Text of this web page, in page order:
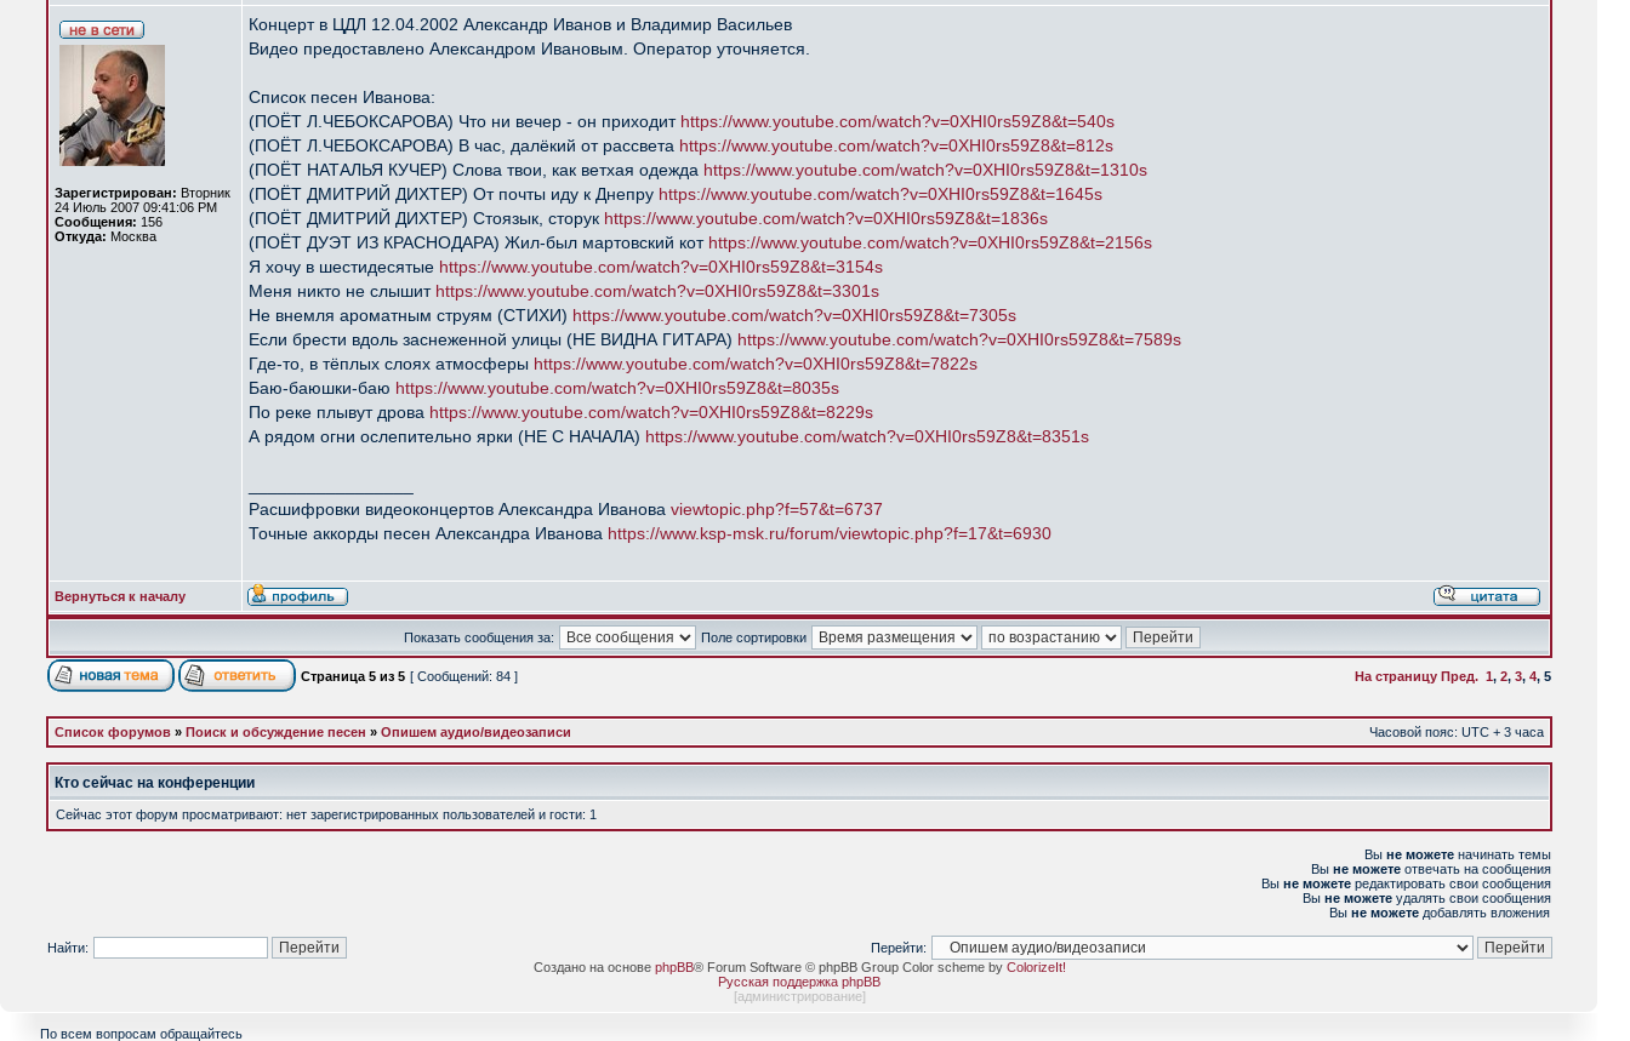
Зарегистрирован: Вторник
24 Июль 2007 09:41:06 PM
Сообщения: 156
Откуда: Москва
Концерт в ЦДЛ 12.04.2002 Александр Иванов и Владимир Васильев
Видео предоставлено Александром Ивановым. Оператор уточняется.
Список песен Иванова:
(ПОЁТ Л.ЧЕБОКСАРОВА) Что ни вечер - он приходит https://www.youtube.com/watch?v=0XHI0rs59Z8&t=540s
(ПОЁТ Л.ЧЕБОКСАРОВА) В час, далёкий от рассвета https://www.youtube.com/watch?v=0XHI0rs59Z8&t=812s
(ПОЁТ НАТАЛЬЯ КУЧЕР) Слова твои, как ветхая одежда https://www.youtube.com/watch?v=0XHI0rs59Z8&t=1310s
(ПОЁТ ДМИТРИЙ ДИХТЕР) От почты иду к Днепру https://www.youtube.com/watch?v=0XHI0rs59Z8&t=1645s
(ПОЁТ ДМИТРИЙ ДИХТЕР) Стоязык, сторук https://www.youtube.com/watch?v=0XHI0rs59Z8&t=1836s
(ПОЁТ ДУЭТ ИЗ КРАСНОДАРА) Жил-был мартовский кот https://www.youtube.com/watch?v=0XHI0rs59Z8&t=2156s
Я хочу в шестидесятые https://www.youtube.com/watch?v=0XHI0rs59Z8&t=3154s
Меня никто не слышит https://www.youtube.com/watch?v=0XHI0rs59Z8&t=3301s
Не внемля ароматным струям (СТИХИ) https://www.youtube.com/watch?v=0XHI0rs59Z8&t=7305s
Если брести вдоль заснеженной улицы (НЕ ВИДНА ГИТАРА) https://www.youtube.com/watch?v=0XHI0rs59Z8&t=7589s
Где-то, в тёплых слоях атмосферы https://www.youtube.com/watch?v=0XHI0rs59Z8&t=7822s
Баю-баюшки-баю https://www.youtube.com/watch?v=0XHI0rs59Z8&t=8035s
По реке плывут дрова https://www.youtube.com/watch?v=0XHI0rs59Z8&t=8229s
А рядом огни ослепительно ярки (НЕ С НАЧАЛА) https://www.youtube.com/watch?v=0XHI0rs59Z8&t=8351s
Расшифровки видеоконцертов Александра Иванова viewtopic.php?f=57&t=6737
Точные аккорды песен Александра Иванова https://www.ksp-msk.ru/forum/viewtopic.php?f=17&t=6930
Вернуться к началу
Показать сообщения за: Поле сортировки
Страница 5 из 5 [ Сообщений: 84 ] На страницу Пред. 1, 2, 3, 4, 5
Список форумов » Поиск и обсуждение песен » Опишем аудио/видеозаписи Часовой пояс: UTC + 3 часа
Кто сейчас на конференции
Сейчас этот форум просматривают: нет зарегистрированных пользователей и гости: 1
Вы не можете начинать темы
Вы не можете отвечать на сообщения
Вы не можете редактировать свои сообщения
Вы не можете удалять свои сообщения
Вы не можете добавлять вложения
Найти:
Перейти:
Создано на основе phpBB® Forum Software © phpBB Group Color scheme by ColorizeIt!
Русская поддержка phpBB
[администрирование]
По всем вопросам обращайтесь